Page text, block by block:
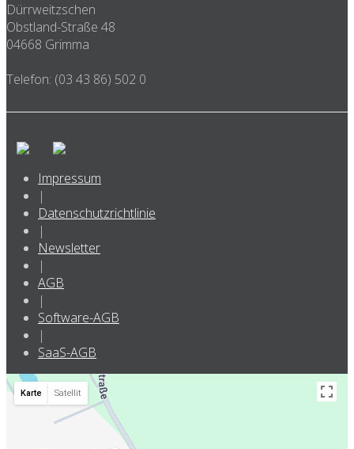
Dürrweitzschen
Obstland-Straße 48
04668 Grimma
Telefon: (03 43 86) 502 0
Impressum
|
Datenschutzrichtlinie
|
Newsletter
|
AGB
|
Software-AGB
|
SaaS-AGB
Karte Satellit